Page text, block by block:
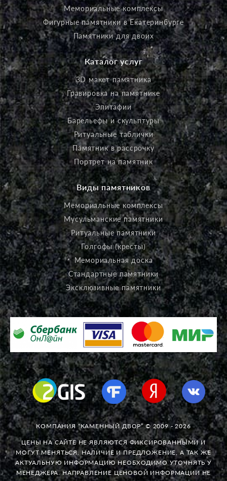
Мемориальные комплексы
Фигурные памятники в Екатеринбурге
Памятники для двоих
Каталог услуг
3D макет памятника
Гравировка на памятнике
Эпитафии
Барельефы и скульптуры
Ритуальные таблички
Памятник в рассрочку
Портрет на памятник
Виды памятников
Мемориальные комплексы
Мусульманские памятники
Ритуальные памятники
Голгофы (кресты)
Мемориальная доска
Стандартные памятники
Эксклюзивные памятники
КОМПАНИЯ “КАМЕННЫЙ ДВОР” © 2009 - 2026
ЦЕНЫ НА САЙТЕ НЕ ЯВЛЯЮТСЯ ФИКСИРОВАННЫМИ И
МОГУТ МЕНЯТЬСЯ. НАЛИЧИЕ И ПРЕДЛОЖЕНИЕ, А ТАК ЖЕ
АКТУАЛЬНУЮ ИНФОРМАЦИЮ НЕОБХОДИМО УТОЧНЯТЬ У
МЕНЕДЖЕРА. НАПРАВЛЕНИЕ ЦЕНОВОЙ ИНФОРМАЦИИ НЕ